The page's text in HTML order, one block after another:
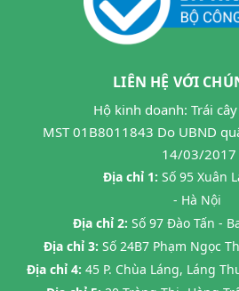
LIÊN HỆ VỚI
Hộ kinh doanh: Trái
MST 01B8011843 Do UBND
14/03/2017
Địa chỉ 1: Số 95 Xuân
- Hà Nội
Địa chỉ 2: Số 97 Đào Tấn -
Địa chỉ 3: Số 24B7 Phạm Ngọc
Địa chỉ 4: 45 P. Chùa Láng, Láng